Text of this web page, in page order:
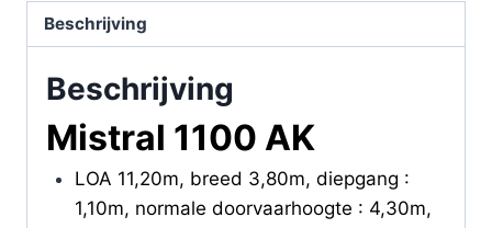
Beschrijving
Beschrijving
Mistral 1100 AK
LOA 11,20m, breed 3,80m, diepgang :
1,10m, normale doorvaarhoogte : 4,30m,